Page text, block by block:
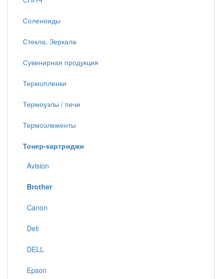
Соленоиды
Стекла, Зеркала
Сувенирная продукция
Термопленки
Термоузлы / печи
Термоэлементы
Тонер-картриджи
Avision
Brother
Canon
Deli
DELL
Epson